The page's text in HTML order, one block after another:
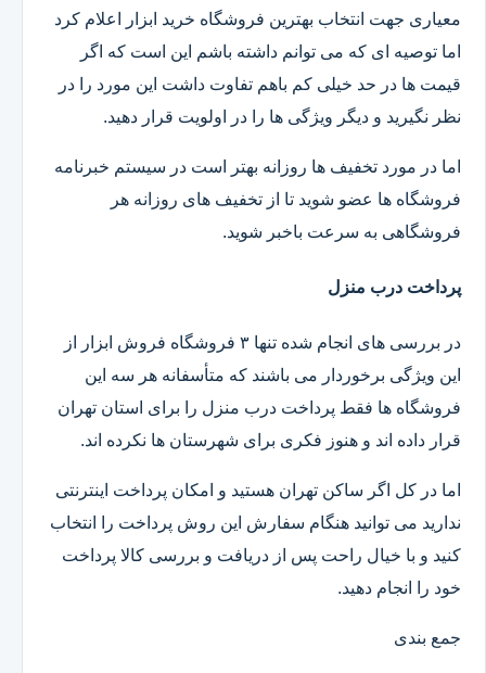
معیاری جهت انتخاب بهترین فروشگاه خرید ابزار اعلام کرد
اما توصیه ای که می توانم داشته باشم این است که اگر
قیمت ها در حد خیلی کم باهم تفاوت داشت این مورد را در
نظر نگیرید و دیگر ویژگی ها را در اولویت قرار دهید.
اما در مورد تخفیف ها روزانه بهتر است در سیستم خبرنامه
فروشگاه ها عضو شوید تا از تخفیف های روزانه هر
فروشگاهی به سرعت باخبر شوید.
پرداخت درب منزل
در بررسی های انجام شده تنها ۳ فروشگاه فروش ابزار از
این ویژگی برخوردار می باشند که متأسفانه هر سه این
فروشگاه ها فقط پرداخت درب منزل را برای استان تهران
قرار داده اند و هنوز فکری برای شهرستان ها نکرده اند.
اما در کل اگر ساکن تهران هستید و امکان پرداخت اینترنتی
ندارید می توانید هنگام سفارش این روش پرداخت را انتخاب
کنید و با خیال راحت پس از دریافت و بررسی کالا پرداخت
خود را انجام دهید.
جمع بندی